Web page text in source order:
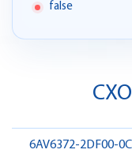
false
6AV6372-2DF00-